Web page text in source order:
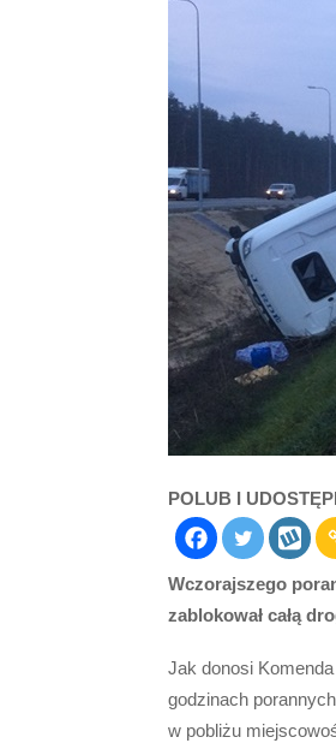
POLUB I
Wczorajszego
zablokował całą
Jak donosi
godzinach
w pobliżu